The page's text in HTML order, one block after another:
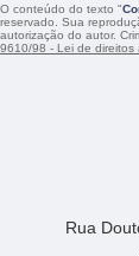
O conteúdo do texto "
reservado. Sua
autorização do autor.
9610/98 - Lei de direitos
Rua